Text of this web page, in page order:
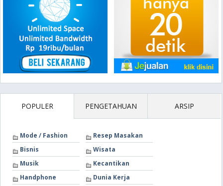
POPULER PENGETAHUAN ARSIP
Mode / Fashion
Resep Masakan
Bisnis
Wisata
Musik
Kecantikan
Handphone
Dunia Kerja